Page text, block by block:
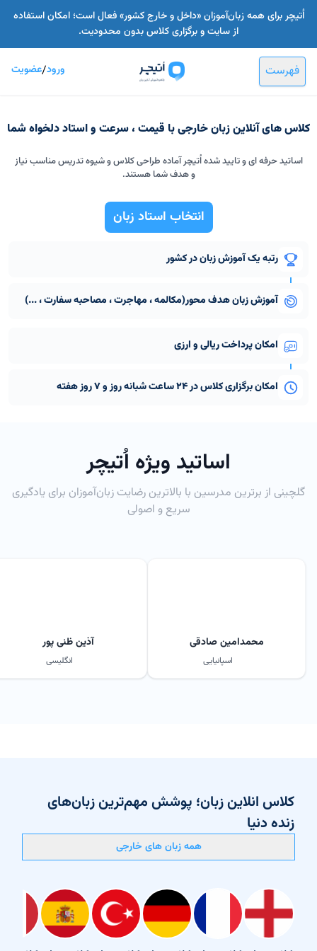
اُتیچر برای همه زبان‌آموزان «داخل و خارج کشور» فعال است؛ امکان استفاده
از سایت و برگزاری کلاس بدون محدودیت.
فهرست ورود/عضویت
کلاس های آنلاین زبان خارجی با قیمت ، سرعت و استاد دلخواه شما
اساتید حرفه ای و تایید شده اُتیچر آماده طراحی کلاس و شیوه تدریس مناسب نیاز
و هدف شما هستند.
انتخاب استاد زبان
رتبه یک آموزش زبان در کشور
آموزش زبان هدف محور(مکالمه ، مهاجرت ، مصاحبه سفارت ، ...)
امکان پرداخت ریالی و ارزی
امکان برگزاری کلاس در 24 ساعت شبانه روز و 7 روز هفته
اساتید ویژه اُتیچر
گلچینی از برترین مدرسین با بالاترین رضایت زبان‌آموزان برای یادگیری
سریع و اصولی
محمدامین صادقی
اسپانیایی
آذین ظنی پور
انگلیسی
کلاس انلاین زبان؛ پوشش مهم‌ترین زبان‌های
زنده دنیا
همه زبان های خارجی